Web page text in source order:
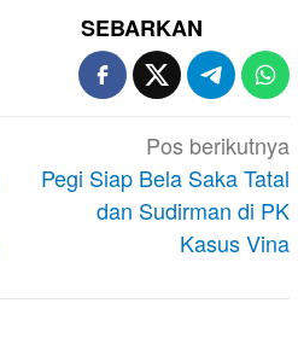
SEBARKAN
Pos berikutnya
Pegi Siap Bela Saka Tatal
dan Sudirman di PK
Kasus Vina